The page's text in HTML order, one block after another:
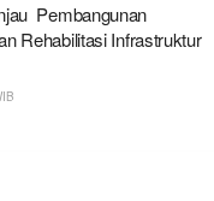
Pembangunan
Rehabilitasi Infrastruktur